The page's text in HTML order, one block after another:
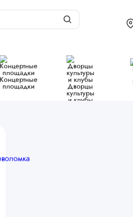
Концертные
площадки
Дворцы
культуры
и клубы